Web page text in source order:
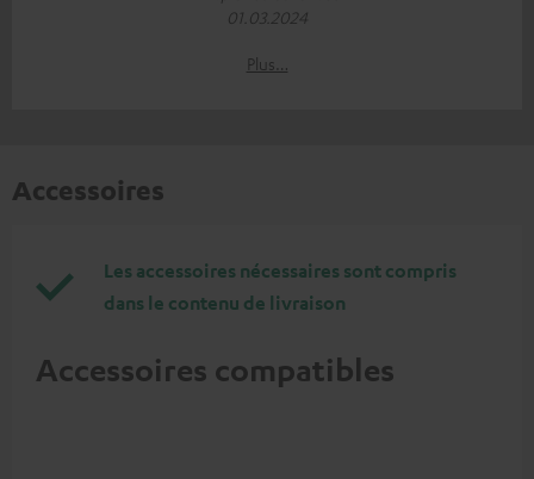
01.03.2024
Plus…
Accessoires
Les accessoires nécessaires sont compris
dans le contenu de livraison
Accessoires compatibles